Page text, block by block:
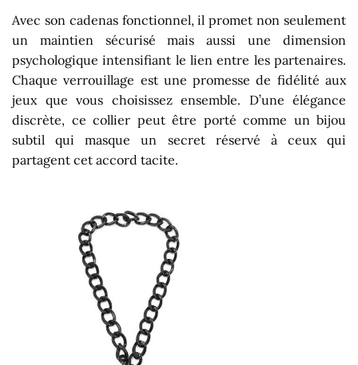
Avec son cadenas fonctionnel, il promet non seulement
un maintien sécurisé mais aussi une dimension
psychologique intensifiant le lien entre les partenaires.
Chaque verrouillage est une promesse de fidélité aux
jeux que vous choisissez ensemble. D’une élégance
discrète, ce collier peut être porté comme un bijou
subtil qui masque un secret réservé à ceux qui
partagent cet accord tacite.